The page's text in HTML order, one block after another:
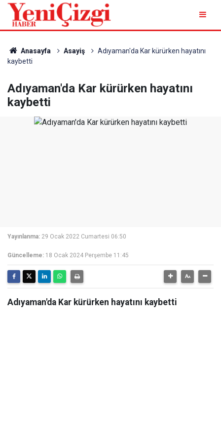
Anasayfa Asayiş
Adıyaman'da Kar kürürken hayatını
kaybetti
Adıyaman'da Kar kürürken hayatını
kaybetti
Yayınlanma: 29 Ocak 2022 Cumartesi 06:50
Güncelleme: 18 Ocak 2024 Perşembe 11:45
Adıyaman'da Kar kürürken hayatını kaybetti